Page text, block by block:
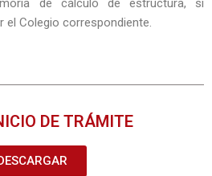
de cálculo de estructura, si
el Colegio correspondiente.
DE TRÁMITE